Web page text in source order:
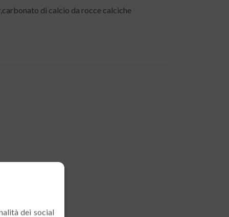
di calcio da rocce calciche
dei social